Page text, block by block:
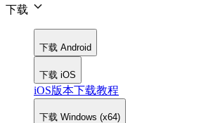
下载
下载 Android
下载 iOS
iOS版本下载教程
下载 Windows (x64)